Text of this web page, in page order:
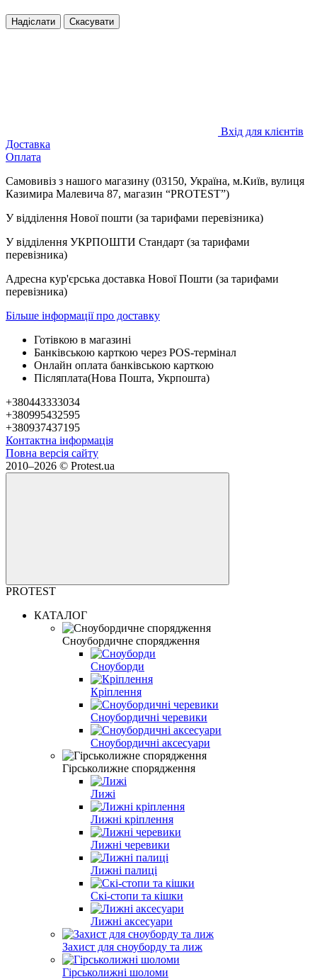
Надіслати Скасувати
Вхід для клієнтів
Доставка
Оплата
Самовивіз з нашого магазину (03150, Україна, м.Київ, вулиця
Казимира Малевича 87, магазин “PROTEST”)
У відділення Нової пошти (за тарифами перевізника)
У відділення УКРПОШТИ Стандарт (за тарифами
перевізника)
Адресна кур'єрська доставка Нової Пошти (за тарифами
перевізника)
Більше інформації про доставку
Готівкою в магазині
Банківською карткою через POS-термінал
Онлайн оплата банківською карткою
Післяплата(Нова Пошта, Укрпошта)
+380443333034
+380995432595
+380937437195
Контактна інформація
Повна версія сайту
2010–2026 © Protest.ua
PROTEST
КАТАЛОГ
Сноубордичне спорядження
Сноуборди
Кріплення
Сноубордичні черевики
Сноубордичні аксесуари
Гірськолижне спорядження
Лижі
Лижні кріплення
Лижні черевики
Лижні палиці
Скі-стопи та кішки
Лижні аксесуари
Захист для сноуборду та лиж
Гірськолижні шоломи